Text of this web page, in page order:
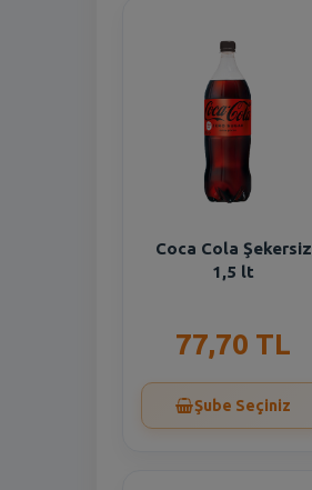
Coca Cola Şekersiz
1,5 lt
77,70 TL
Şube Seçiniz